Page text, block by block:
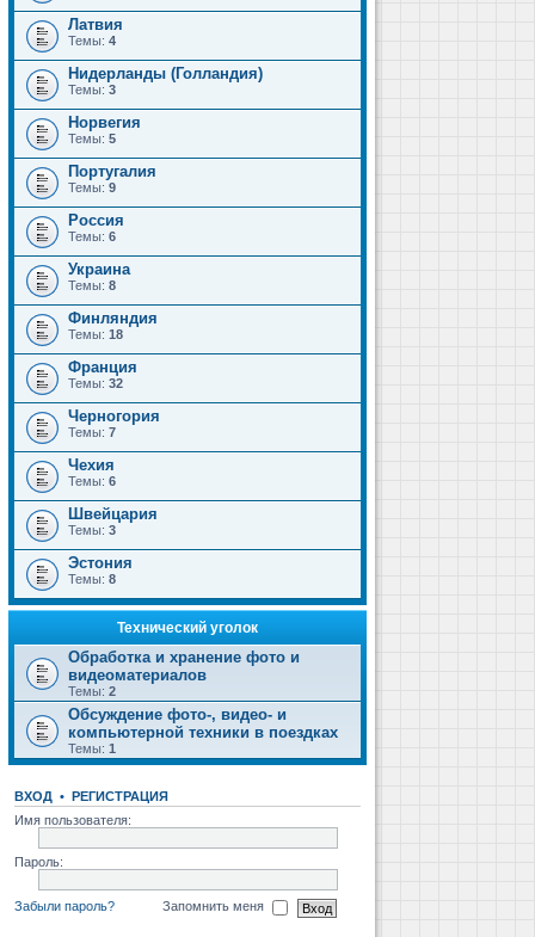
Латвия
Темы: 4
Нидерланды (Голландия)
Темы: 3
Норвегия
Темы: 5
Португалия
Темы: 9
Россия
Темы: 6
Украина
Темы: 8
Финляндия
Темы: 18
Франция
Темы: 32
Черногория
Темы: 7
Чехия
Темы: 6
Швейцария
Темы: 3
Эстония
Темы: 8
Технический уголок
Обработка и хранение фото и
видеоматериалов
Темы: 2
Обсуждение фото-, видео- и
компьютерной техники в поездках
Темы: 1
ВХОД • РЕГИСТРАЦИЯ
Имя пользователя:
Пароль:
Забыли пароль? Запомнить меня